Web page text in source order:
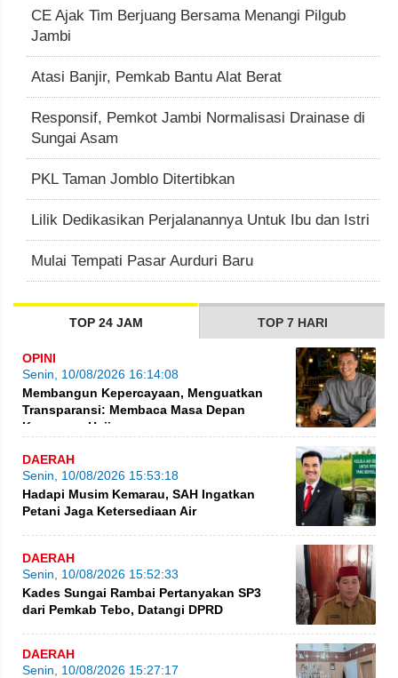
CE Ajak Tim Berjuang Bersama Menangi Pilgub
Jambi
Atasi Banjir, Pemkab Bantu Alat Berat
Responsif, Pemkot Jambi Normalisasi Drainase di
Sungai Asam
PKL Taman Jomblo Ditertibkan
Lilik Dedikasikan Perjalanannya Untuk Ibu dan Istri
Mulai Tempati Pasar Aurduri Baru
TOP 24 JAM TOP 7 HARI
OPINI
Senin, 10/08/2026 16:14:08
Membangun Kepercayaan, Menguatkan
Transparansi: Membaca Masa Depan
Keuangan Haji
DAERAH
Senin, 10/08/2026 15:53:18
Hadapi Musim Kemarau, SAH Ingatkan
Petani Jaga Ketersediaan Air
DAERAH
Senin, 10/08/2026 15:52:33
Kades Sungai Rambai Pertanyakan SP3
dari Pemkab Tebo, Datangi DPRD
DAERAH
Senin, 10/08/2026 15:27:17